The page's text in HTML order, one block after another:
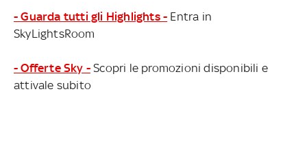
- Guarda tutti gli Highlights - Entra in
SkyLightsRoom
- Offerte Sky - Scopri le promozioni disponibili e
attivale subito